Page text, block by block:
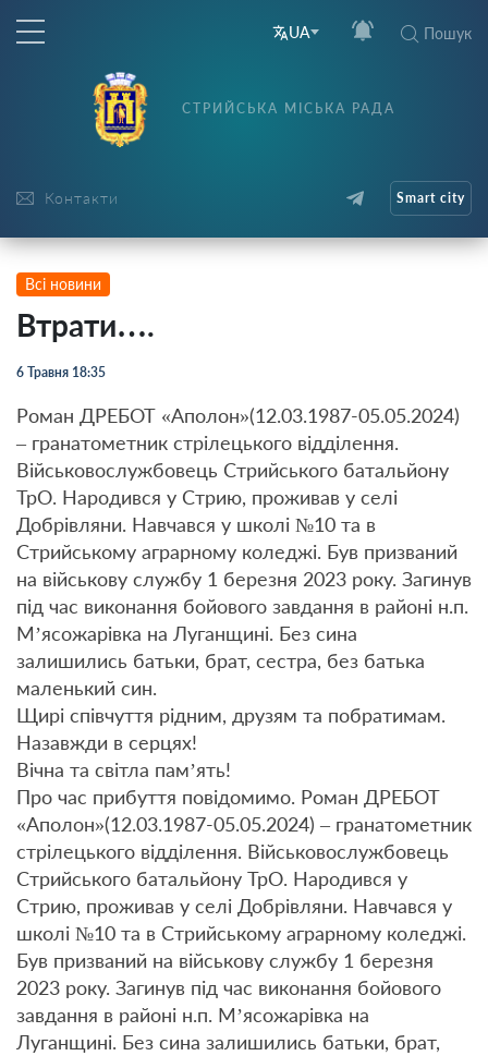
UA Пошук
Контакти
СТРИЙСЬКА МІСЬКА РАДА
Smart city
Всі новини
Втрати….
6 Травня 18:35
Роман ДРЕБОТ «Аполон»(12.03.1987-05.05.2024)
– гранатометник стрілецького відділення.
Військовослужбовець Стрийського батальйону
ТрО. Народився у Стрию, проживав у селі
Добрівляни. Навчався у школі №10 та в
Стрийському аграрному коледжі. Був призваний
на військову службу 1 березня 2023 року. Загинув
під час виконання бойового завдання в районі н.п.
Мʼясожарівка на Луганщині. Без сина
залишились батьки, брат, сестра, без батька
маленький син.
Щирі співчуття рідним, друзям та побратимам.
Назавжди в серцях!
Вічна та світла пам’ять!
Про час прибуття повідомимо. Роман ДРЕБОТ
«Аполон»(12.03.1987-05.05.2024) – гранатометник
стрілецького відділення. Військовослужбовець
Стрийського батальйону ТрО. Народився у
Стрию, проживав у селі Добрівляни. Навчався у
школі №10 та в Стрийському аграрному коледжі.
Був призваний на військову службу 1 березня
2023 року. Загинув під час виконання бойового
завдання в районі н.п. Мʼясожарівка на
Луганщині. Без сина залишились батьки, брат,